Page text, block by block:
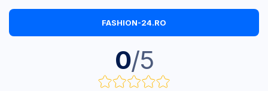
FASHION-24.RO
0/5